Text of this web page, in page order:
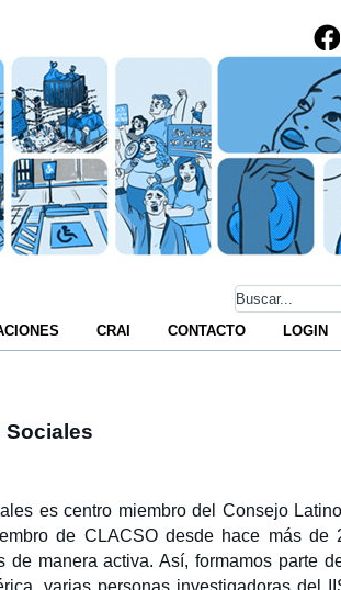
CRAI CONTACTO LOGIN
Sociales
es centro miembro del Consejo
de CLACSO desde hace más de
de manera activa. Así, formamos parte
varias personas investigadoras del